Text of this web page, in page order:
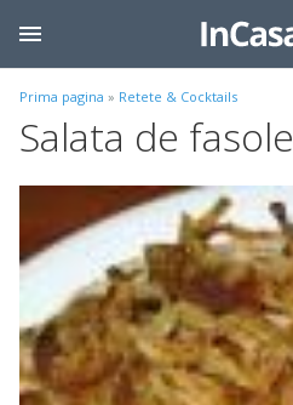
Prima pagina » Retete & Cocktails
Salata de fasole